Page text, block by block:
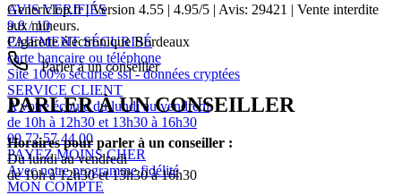
AVIS VERIFIÉS
9.8 / 10
PAIEMENT SÉCURISÉ
carte bancaire ou téléphone
Site 100% sécurisé ssl - données cryptées
SERVICE CLIENT
A votre écoute du lundi au vendredi
de 10h à 12h30 et 13h30 à 16h30
09 72 57 44 00
PAYEZ MOINS CHER
Avec notre programme fidélité
MON COMPTE
Genericlop.fr|Version 4.55 | 4.95/5 | Avis: 29421 | Vente interdite
aux mineurs.
Cigarette électronique Bordeaux
Parler à un conseiller
PARLER À UN CONSEILLER
Horaires pour parler à un conseiller :
Du lundi au vendredi
de 10h à 12h30 et 13h30 à 16h30